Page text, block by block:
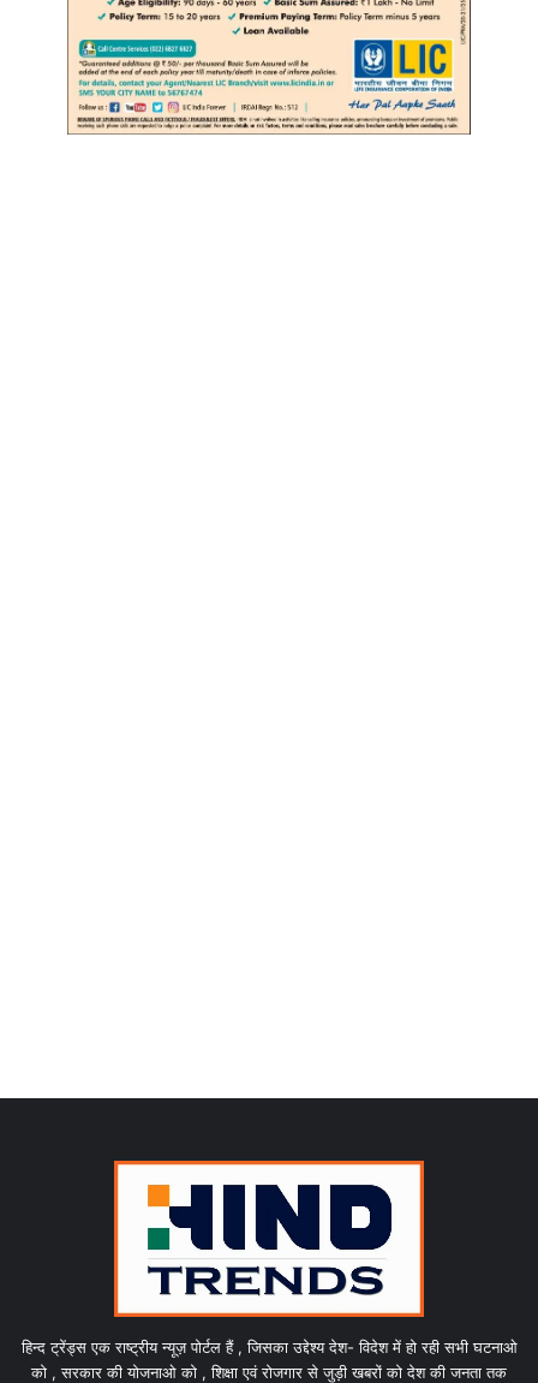
हिन्द ट्रेंड्स एक राष्ट्रीय न्यूज़ पोर्टल हैं , जिसका उद्देश्य देश- विदेश में हो रही सभी घटनाओ
को , सरकार की योजनाओ को , शिक्षा एवं रोजगार से जुड़ी खबरों को देश की जनता तक